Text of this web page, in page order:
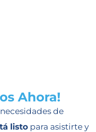
Ahora!
de
listo para asistirte y